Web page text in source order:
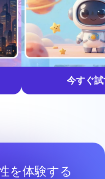
今すぐ
成しよう
を体験する